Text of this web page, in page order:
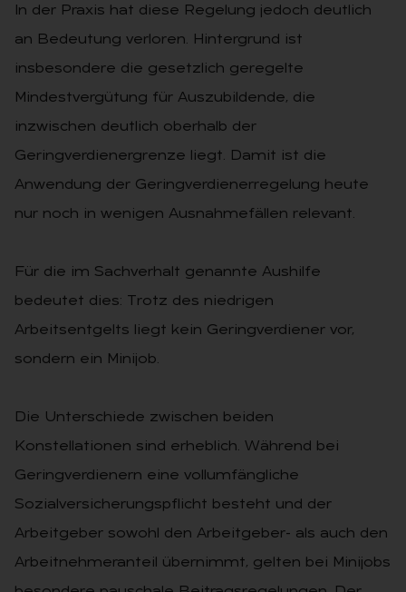
In der Praxis hat diese Regelung jedoch deutlich
an Bedeutung verloren. Hintergrund ist
insbesondere die gesetzlich geregelte
Mindestvergütung für Auszubildende, die
inzwischen deutlich oberhalb der
Geringverdienergrenze liegt. Damit ist die
Anwendung der Geringverdienerregelung heute
nur noch in wenigen Ausnahmefällen relevant.
Für die im Sachverhalt genannte Aushilfe
bedeutet dies: Trotz des niedrigen
Arbeitsentgelts liegt kein Geringverdiener vor,
sondern ein Minijob.
Die Unterschiede zwischen beiden
Konstellationen sind erheblich. Während bei
Geringverdienern eine vollumfängliche
Sozialversicherungspflicht besteht und der
Arbeitgeber sowohl den Arbeitgeber- als auch den
Arbeitnehmeranteil übernimmt, gelten bei Minijobs